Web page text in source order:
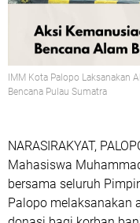
IMM Kota Palopo Laksanakan
Bencana Pulau Sumatra
NARASIRAKYAT,
Mahasiswa
bersama seluruh
Palopo melaksanakan